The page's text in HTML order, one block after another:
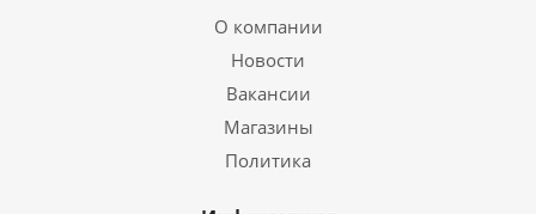
О компании
Новости
Вакансии
Магазины
Политика